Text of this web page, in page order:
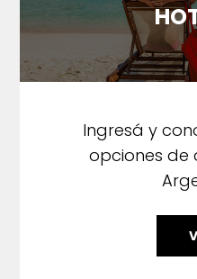
Ingresá y
opciones de